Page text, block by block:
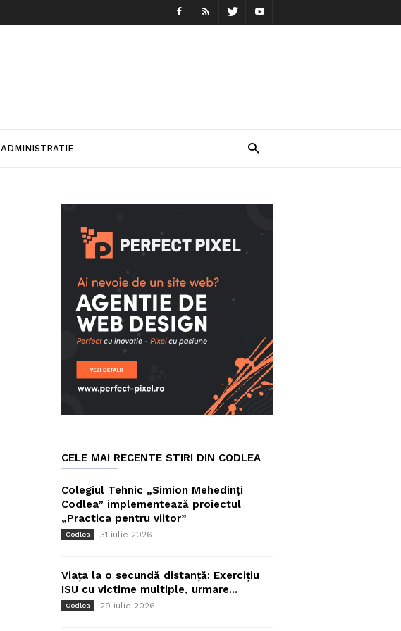
ADMINISTRATIE
CELE MAI RECENTE STIRI DIN CODLEA
Colegiul Tehnic „Simion Mehedinți
Codlea” implementează proiectul
„Practica pentru viitor”
Codlea 31 iulie 2026
Viața la o secundă distanță: Exercițiu
ISU cu victime multiple, urmare...
Codlea 29 iulie 2026